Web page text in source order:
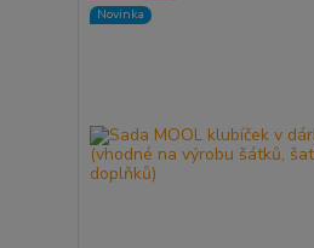
Novinka